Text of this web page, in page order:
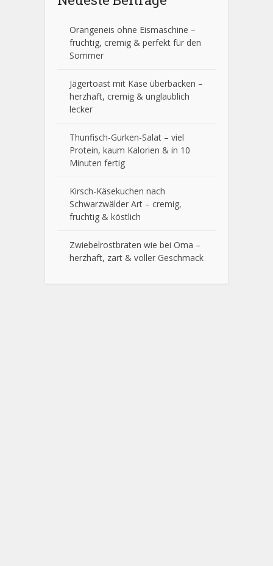
Orangeneis ohne Eismaschine –
fruchtig, cremig & perfekt für den
Sommer
Jägertoast mit Käse überbacken –
herzhaft, cremig & unglaublich
lecker
Thunfisch-Gurken-Salat – viel
Protein, kaum Kalorien & in 10
Minuten fertig
Kirsch-Käsekuchen nach
Schwarzwälder Art – cremig,
fruchtig & köstlich
Zwiebelrostbraten wie bei Oma –
herzhaft, zart & voller Geschmack